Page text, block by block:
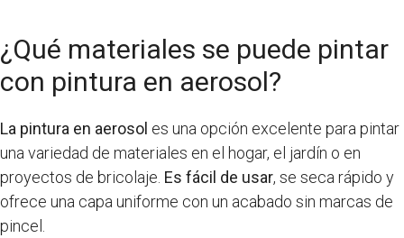
¿Qué materiales se puede pintar
con pintura en aerosol?
La pintura en aerosol es una opción excelente para pintar
una variedad de materiales en el hogar, el jardín o en
proyectos de bricolaje. Es fácil de usar, se seca rápido y
ofrece una capa uniforme con un acabado sin marcas de
pincel.